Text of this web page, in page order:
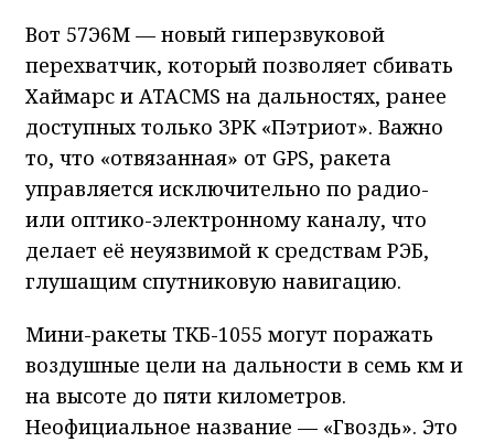
Вот 57Э6М — новый гиперзвуковой
перехватчик, который позволяет сбивать
Хаймарс и ATACMS на дальностях, ранее
доступных только ЗРК «Пэтриот». Важно
то, что «отвязанная» от GPS, ракета
управляется исключительно по радио-
или оптико-электронному каналу, что
делает её неуязвимой к средствам РЭБ,
глушащим спутниковую навигацию.
Мини-ракеты ТКБ-1055 могут поражать
воздушные цели на дальности в семь км и
на высоте до пяти километров.
Неофициальное название — «Гвоздь». Это